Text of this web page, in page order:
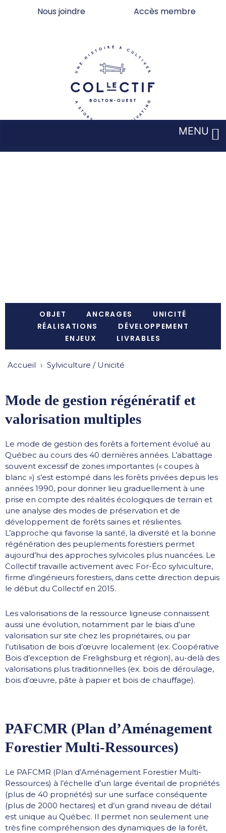
Nous joindre Accès membre
MENU
OBJET ANCRAGES
UNICITÉ
RÉALISATIONS
DÉVELOPPEMENT
ENJEUX
LIVRABLES
Accueil › Sylviculture / Unicité
Mode de gestion régénératif et
valorisation multiples
Le mode de gestion des forêts a fortement évolué au
Québec au cours des 40 dernières années. L’abattage
souvent excessif de zones importantes (« coupes à
blanc ») s’est estompé dans les forêts privées depuis les
années 1990, pour donner lieu graduellement à une
prise en compte des réalités écologiques de terrain et
une analyse des modes de préservation et de
développement de forêts saines et résilientes.
L’approche qui favorise la santé, la diversité et la bonne
régénération des peuplements forestiers permet
aujourd’hui des approches sylvicoles plus nuancées. Le
Collectif travaille activement avec For-Éco sylviculture,
firme d’ingénieurs forestiers, dans cette direction depuis
le début du Collectif en 2015.
Les valorisations de la ressource ligneuse connaissent
aussi une évolution, notamment par le biais d’une
valorisation sur site chez les propriétaires, ou par
l’utilisation de bois d’œuvre localement (ex. Coopérative
Bois d’exception de Frelighsburg et région), au-delà des
valorisations plus traditionnelles (ex. bois de déroulage,
bois d’œuvre, pâte à papier et bois de chauffage).
PAFCMR (Plan d’Aménagement
Forestier Multi-Ressources)
Le PAFCMR (Plan d’Aménagement Forestier Multi-
Ressources) à l’échelle d’un large éventail de propriétés
(plus de 40 propriétés) sur une surface conséquente
(plus de 2000 hectares) et d’un grand niveau de détail
est unique au Québec. Il permet non seulement une
très fine compréhension des dynamiques de la forêt,